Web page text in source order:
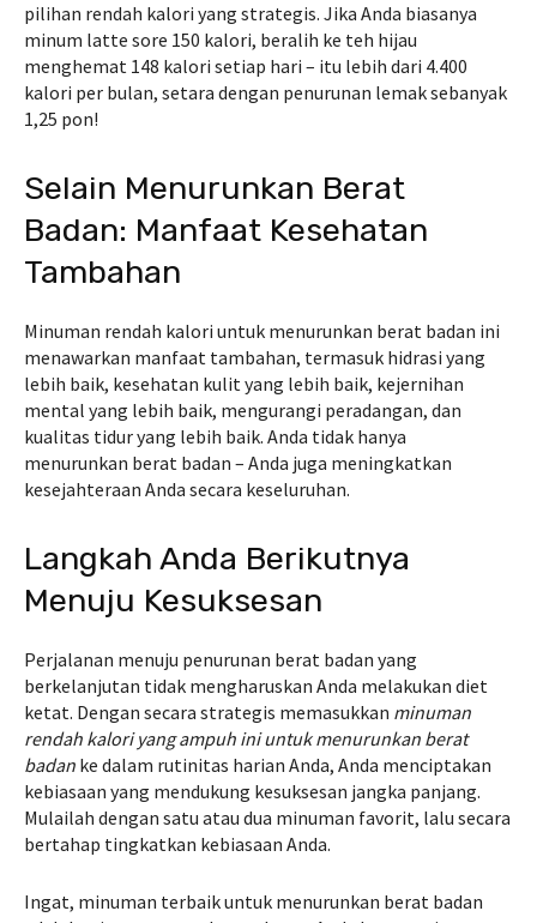
pilihan rendah kalori yang strategis. Jika Anda biasanya
minum latte sore 150 kalori, beralih ke teh hijau
menghemat 148 kalori setiap hari – itu lebih dari 4.400
kalori per bulan, setara dengan penurunan lemak sebanyak
1,25 pon!
Selain Menurunkan Berat
Badan: Manfaat Kesehatan
Tambahan
Minuman rendah kalori untuk menurunkan berat badan ini
menawarkan manfaat tambahan, termasuk hidrasi yang
lebih baik, kesehatan kulit yang lebih baik, kejernihan
mental yang lebih baik, mengurangi peradangan, dan
kualitas tidur yang lebih baik. Anda tidak hanya
menurunkan berat badan – Anda juga meningkatkan
kesejahteraan Anda secara keseluruhan.
Langkah Anda Berikutnya
Menuju Kesuksesan
Perjalanan menuju penurunan berat badan yang
berkelanjutan tidak mengharuskan Anda melakukan diet
ketat. Dengan secara strategis memasukkan minuman
rendah kalori yang ampuh ini untuk menurunkan berat
badan ke dalam rutinitas harian Anda, Anda menciptakan
kebiasaan yang mendukung kesuksesan jangka panjang.
Mulailah dengan satu atau dua minuman favorit, lalu secara
bertahap tingkatkan kebiasaan Anda.
Ingat, minuman terbaik untuk menurunkan berat badan